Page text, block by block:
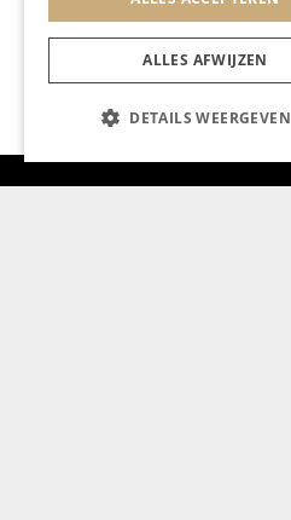
ALLES AFWIJZEN
DETAILS WEERGEVEN